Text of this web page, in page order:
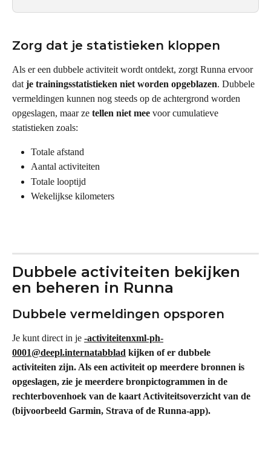
Zorg dat je statistieken kloppen
Als er een dubbele activiteit wordt ontdekt, zorgt Runna ervoor
dat je trainingsstatistieken niet worden opgeblazen. Dubbele
vermeldingen kunnen nog steeds op de achtergrond worden
opgeslagen, maar ze tellen niet mee voor cumulatieve
statistieken zoals:
Totale afstand
Aantal activiteiten
Totale looptijd
Wekelijkse kilometers
Dubbele activiteiten bekijken
en beheren in Runna
Dubbele vermeldingen opsporen
Je kunt direct in je -activiteitenxml-ph-
0001@deepl.internatabblad kijken of er dubbele
activiteiten zijn. Als een activiteit op meerdere bronnen is
opgeslagen, zie je meerdere bronpictogrammen in de
rechterbovenhoek van de kaart Activiteitsoverzicht van de
(bijvoorbeeld Garmin, Strava of de Runna-app).